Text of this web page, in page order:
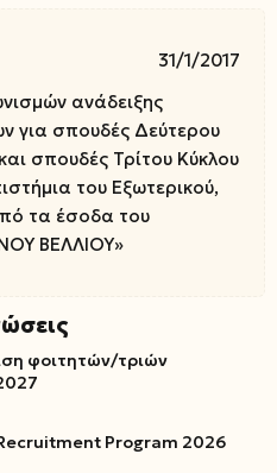
31/1/2017
ανάδειξης
για σπουδές Δεύτερου
σπουδές Τρίτου Κύκλου
του Εξωτερικού,
τα έσοδα του
ΒΕΛΛΙΟΥ»
φοιτητών/τριών
Program 2026